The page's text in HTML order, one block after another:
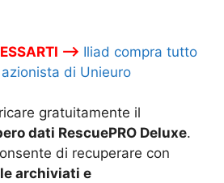
–> Iliad compra tutto
di Unieuro
gratuitamente il
dati RescuePRO Deluxe.
di recuperare con
archiviati e